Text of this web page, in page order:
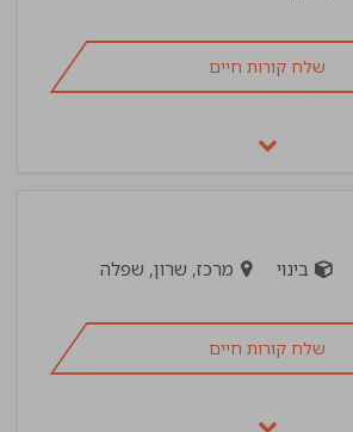
שלח קורות חיים
בינוי מרכז, שרון, שפלה
שלח קורות חיים